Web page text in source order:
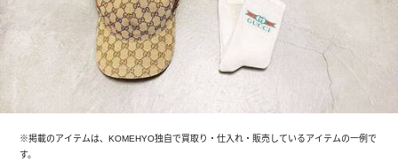
※掲載のアイテムは、KOMEHYO独自で買取り・仕入れ・販売しているアイテムの一例で
す。